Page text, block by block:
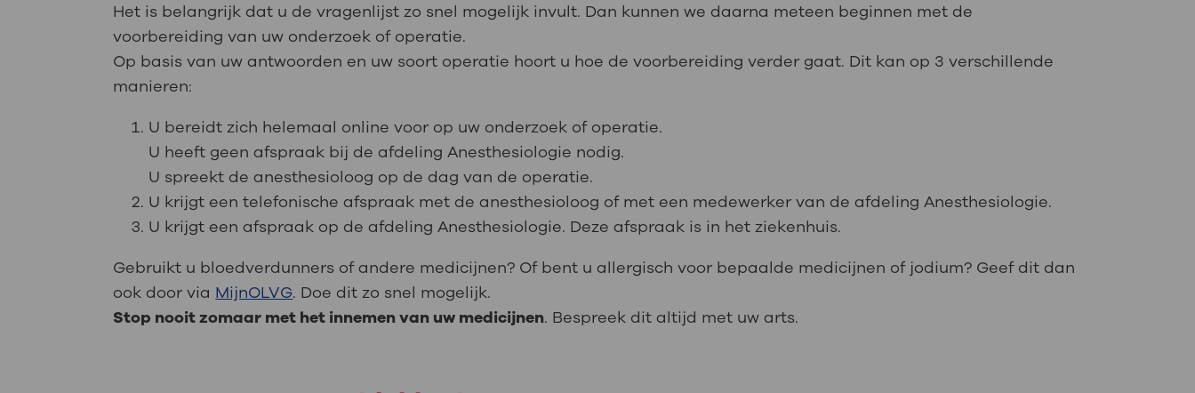
Het is belangrijk dat u de vragenlijst zo snel mogelijk invult. Dan kunnen we daarna meteen beginnen met de
voorbereiding van uw onderzoek of operatie.
Op basis van uw antwoorden en uw soort operatie hoort u hoe de voorbereiding verder gaat. Dit kan op 3 verschillende
manieren:
U bereidt zich helemaal online voor op uw onderzoek of operatie.
U heeft geen afspraak bij de afdeling Anesthesiologie nodig.
U spreekt de anesthesioloog op de dag van de operatie.
U krijgt een telefonische afspraak met de anesthesioloog of met een medewerker van de afdeling Anesthesiologie.
U krijgt een afspraak op de afdeling Anesthesiologie. Deze afspraak is in het ziekenhuis.
Gebruikt u bloedverdunners of andere medicijnen? Of bent u allergisch voor bepaalde medicijnen of jodium? Geef dit dan
ook door via MijnOLVG. Doe dit zo snel mogelijk.
Stop nooit zomaar met het innemen van uw medicijnen. Bespreek dit altijd met uw arts.